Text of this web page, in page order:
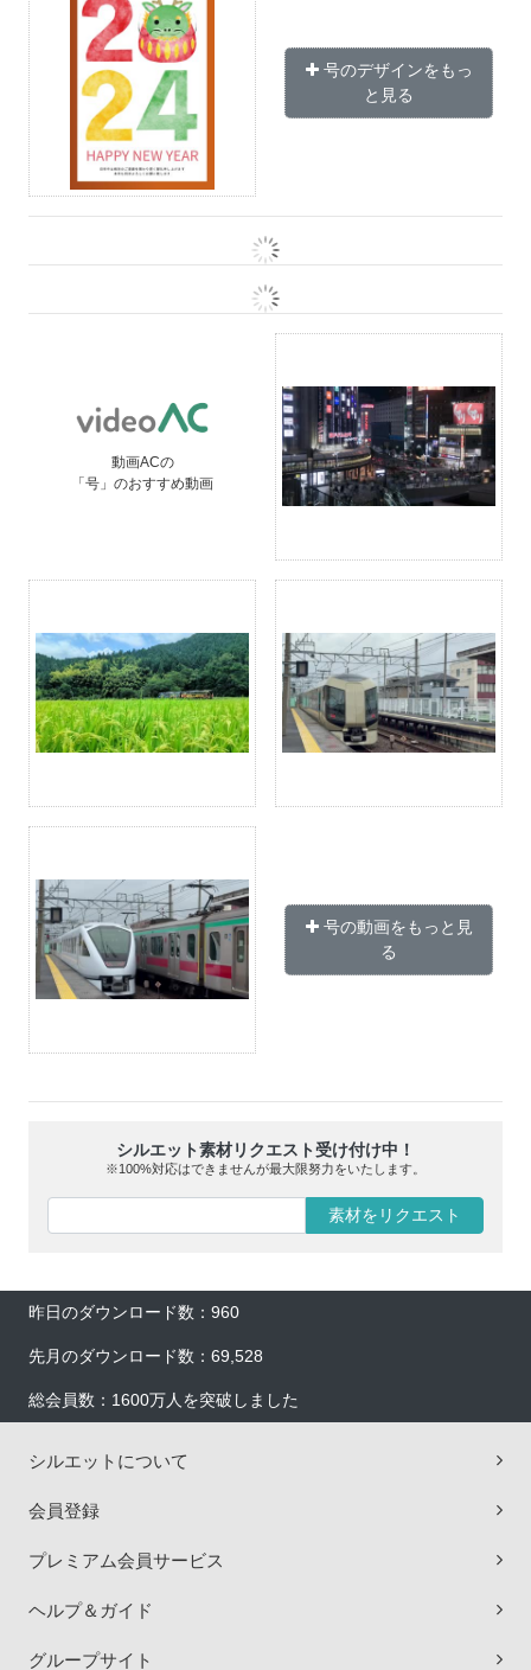
号のデザインをもっ
と見る
動画ACの
「号」のおすすめ動画
号の動画をもっと見
る
シルエット素材リクエスト受け付け中！
※100%対応はできませんが最大限努力をいたします。
素材をリクエスト
昨日のダウンロード数：960
先月のダウンロード数：69,528
総会員数：1600万人を突破しました
シルエットについて
会員登録
プレミアム会員サービス
ヘルプ＆ガイド
グループサイト